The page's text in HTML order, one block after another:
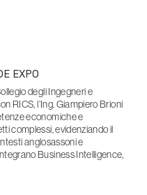
EXPO
degli Ingegneri e
RICS, l’Ing. Giampiero Brioni
economiche e
complessi, evidenziando il
anglosassoni e
Business Intelligence,